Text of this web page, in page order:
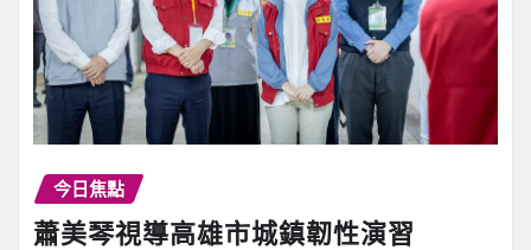
今日焦點
蕭美琴視導高雄市城鎮韌性演習